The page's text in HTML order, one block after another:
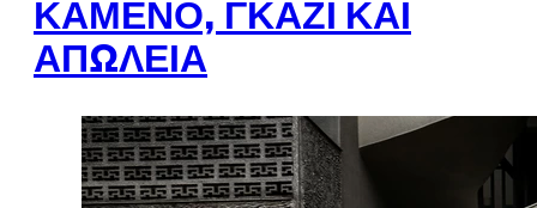
ΚΑΜΈΝΟ, ΓΚΆΖΙ ΚΑΙ
ΑΠΏΛΕΙΑ